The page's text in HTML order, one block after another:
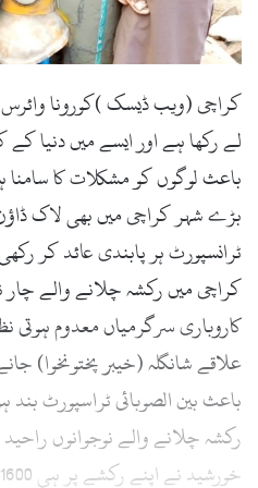
l
کراچی (ویب ڈیسک )کورونا وائرس
لے رکھا ہے اور ایسے میں دنیا
باعث لوگوں کو مشکلات کا
بڑے شہر کراچی میں بھی لاک
ٹرانسپورٹ ہر پابندی عائد کر
کراچی میں رکشہ چلانے والے
کاروباری سرگرمیاں معدوم ہوتی
علاقے شانگلہ (خیبر پختونخوا)
باعث بین الصوبائی ٹراسپورٹ
رکشہ چلانے والے نوجوانوں راحید